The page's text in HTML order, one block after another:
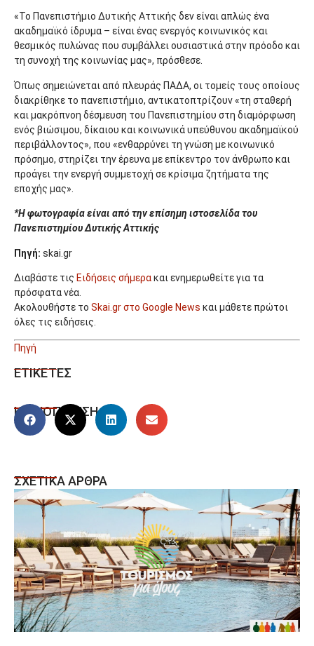
«Το Πανεπιστήμιο Δυτικής Αττικής δεν είναι απλώς ένα
ακαδημαϊκό ίδρυμα – είναι ένας ενεργός κοινωνικός και
θεσμικός πυλώνας που συμβάλλει ουσιαστικά στην πρόοδο και
τη συνοχή της κοινωνίας μας», πρόσθεσε.
Όπως σημειώνεται από πλευράς ΠΑΔΑ, οι τομείς τους οποίους
διακρίθηκε το πανεπιστήμιο, αντικατοπτρίζουν «τη σταθερή
και μακρόπνοη δέσμευση του Πανεπιστημίου στη διαμόρφωση
ενός βιώσιμου, δίκαιου και κοινωνικά υπεύθυνου ακαδημαϊκού
περιβάλλοντος», που «ενθαρρύνει τη γνώση με κοινωνικό
πρόσημο, στηρίζει την έρευνα με επίκεντρο τον άνθρωπο και
προάγει την ενεργή συμμετοχή σε κρίσιμα ζητήματα της
εποχής μας».
*Η φωτογραφία είναι από την επίσημη ιστοσελίδα του
Πανεπιστημίου Δυτικής Αττικής
Πηγή: skai.gr
Διαβάστε τις Ειδήσεις σήμερακαι ενημερωθείτε για τα
πρόσφατα νέα.
Ακολουθήστε το Skai.gr στο Google News και μάθετε πρώτοι
όλες τις ειδήσεις.
Πηγή
ΕΤΙΚΕΤΕΣ
ΚΟΙΝΟΠΟΙΗΣΗ
ΣΧΕΤΙΚΑ ΑΡΘΡΑ